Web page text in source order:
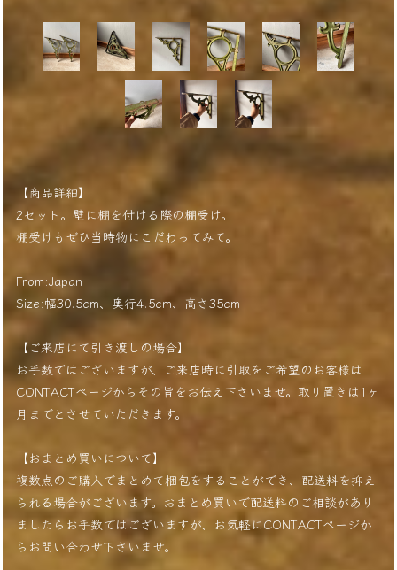
【商品詳細】
2セット。壁に棚を付ける際の棚受け。
棚受けもぜひ当時物にこだわってみて。
From:Japan
Size:幅30.5cm、奥行4.5cm、高さ35cm
-------------------------------------------------
【ご来店にて引き渡しの場合】
お手数ではございますが、ご来店時に引取をご希望のお客様は
CONTACTページからその旨をお伝え下さいませ。取り置きは1ヶ
月までとさせていただきます。
【おまとめ買いについて】
複数点のご購入でまとめて梱包をすることができ、配送料を抑え
られる場合がございます。おまとめ買いで配送料のご相談があり
ましたらお手数ではございますが、お気軽にCONTACTページか
らお問い合わせ下さいませ。